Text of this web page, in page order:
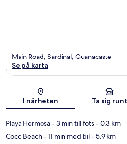
Karta
Main Road, Sardinal, Guanacaste
Se på karta
I närheten Ta sig runt
Playa Hermosa- 3 min till fots- 0.3 km
Coco Beach- 11 min med bil- 5.9 km